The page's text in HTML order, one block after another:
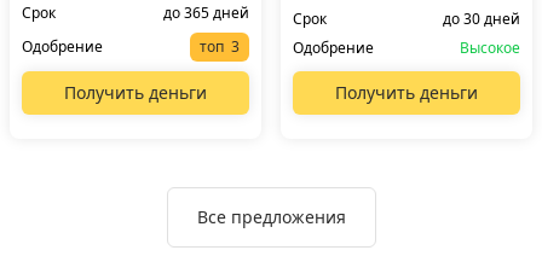
Срок
до 365 дней
Одобрение
топ
Получить деньги
Срок
до 30 дней
Одобрение
Высокое
Получить деньги
Все предложения